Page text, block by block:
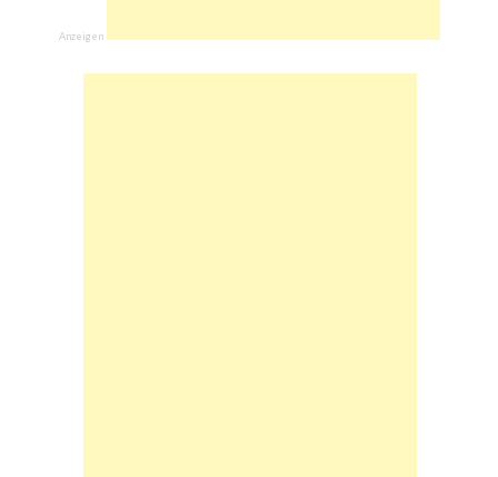
Anzeigen